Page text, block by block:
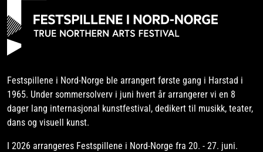
Festspillene i Nord-Norge ble arrangert første gang i Harstad i
1965. Under sommersolverv i juni hvert år arrangerer vi en 8
dager lang internasjonal kunstfestival, dedikert til musikk, teater,
dans og visuell kunst.
I 2026 arrangeres Festspillene i Nord-Norge fra 20. - 27. juni.